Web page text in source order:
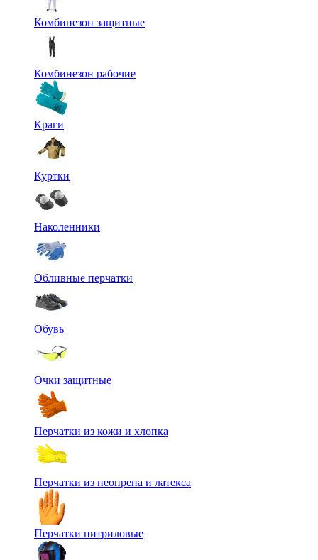
Комбинезон защитные
Комбинезон рабочие
Краги
Куртки
Наколенники
Обливные перчатки
Обувь
Очки защитные
Перчатки из кожи и хлопка
Перчатки из неопрена и латекса
Перчатки нитриловые